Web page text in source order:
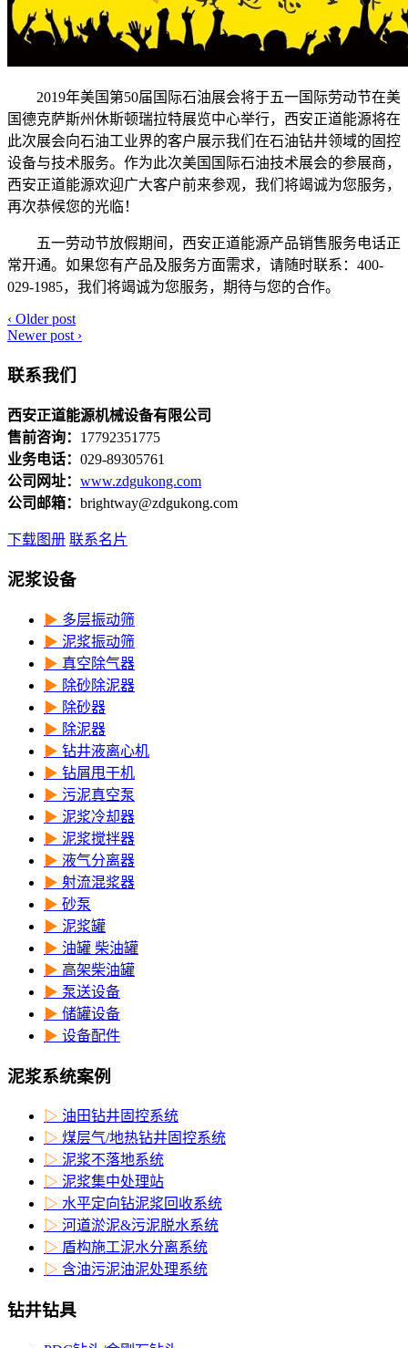
2019年美国第50届国际石油展会将于五一国际劳动节在美
国德克萨斯州休斯顿瑞拉特展览中心举行，西安正道能源将在
此次展会向石油工业界的客户展示我们在石油钻井领域的固控
设备与技术服务。作为此次美国国际石油技术展会的参展商，
西安正道能源欢迎广大客户前来参观，我们将竭诚为您服务，
再次恭候您的光临！
五一劳动节放假期间，西安正道能源产品销售服务电话正
常开通。如果您有产品及服务方面需求，请随时联系：400-
029-1985，我们将竭诚为您服务，期待与您的合作。
‹ Older post
Newer post ›
联系我们
西安正道能源机械设备有限公司
售前咨询： 17792351775
业务电话： 029-89305761
公司网址： www.zdgukong.com
公司邮箱： brightway@zdgukong.com
下载图册 联系名片
泥浆设备
▶ 多层振动筛
▶ 泥浆振动筛
▶ 真空除气器
▶ 除砂除泥器
▶ 除砂器
▶ 除泥器
▶ 钻井液离心机
▶ 钻屑甩干机
▶ 污泥真空泵
▶ 泥浆冷却器
▶ 泥浆搅拌器
▶ 液气分离器
▶ 射流混浆器
▶ 砂泵
▶ 泥浆罐
▶ 油罐 柴油罐
▶ 高架柴油罐
▶ 泵送设备
▶ 储罐设备
▶ 设备配件
泥浆系统案例
▷ 油田钻井固控系统
▷ 煤层气/地热钻井固控系统
▷ 泥浆不落地系统
▷ 泥浆集中处理站
▷ 水平定向钻泥浆回收系统
▷ 河道淤泥&污泥脱水系统
▷ 盾构施工泥水分离系统
▷ 含油污泥油泥处理系统
钻井钻具